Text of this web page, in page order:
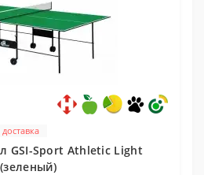
GSI-Sport Athletic Light
(зеленый)